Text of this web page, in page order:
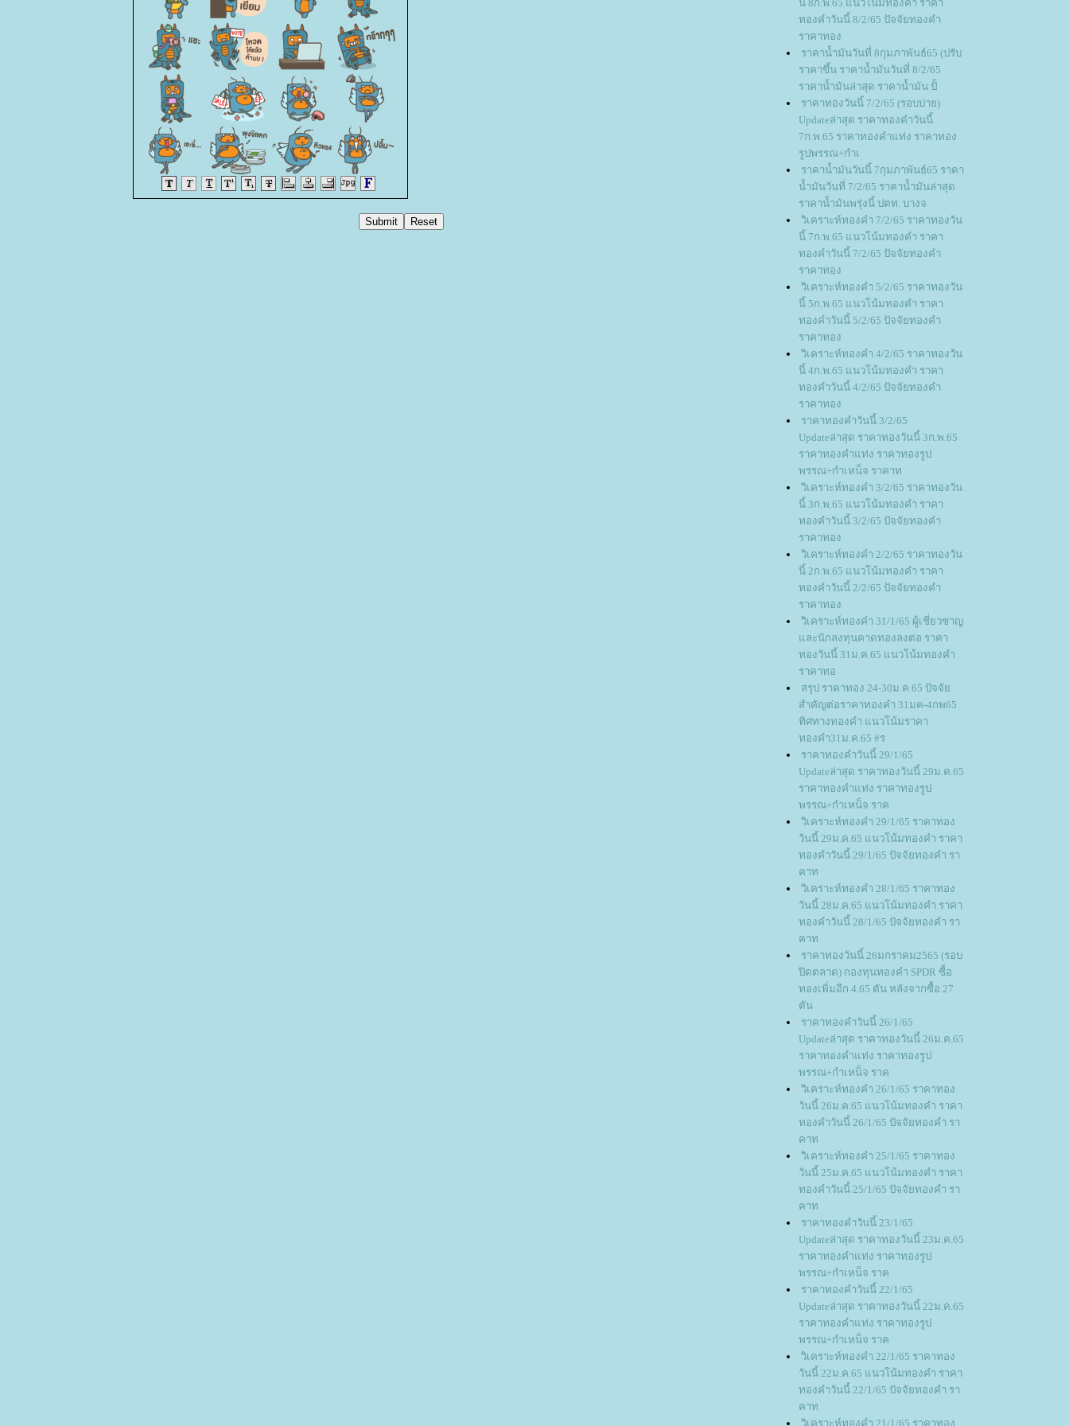
นี้ 8ก.พ.65 แนวโน้มทองคำ ราคา
ทองคำวันนี้ 8/2/65 ปัจจัยทองคำ
ราคาทอง
ราคาน้ำมันวันที่ 8กุมภาพันธ์65 (ปรับ
ราคาขึ้น ราคาน้ำมันวันที่ 8/2/65
ราคาน้ำมันล่าสุด ราคาน้ำมัน ปั้
ราคาทองวันนี้ 7/2/65 (รอบบ่าย)
Updateล่าสุด ราคาทองคำวันนี้
7ก.พ.65 ราคาทองคำแท่ง ราคาทอง
รูปพรรณ+กำเ
ราคาน้ำมันวันนี้ 7กุมภาพันธ์65 ราคา
น้ำมันวันที่ 7/2/65 ราคาน้ำมันล่าสุด
ราคาน้ำมันพรุ่งนี้ ปตท. บางจ
วิเคราะห์ทองคำ 7/2/65 ราคาทองวัน
นี้ 7ก.พ.65 แนวโน้มทองคำ ราคา
ทองคำวันนี้ 7/2/65 ปัจจัยทองคำ
ราคาทอง
วิเคราะห์ทองคำ 5/2/65 ราคาทองวัน
นี้ 5ก.พ.65 แนวโน้มทองคำ ราคา
ทองคำวันนี้ 5/2/65 ปัจจัยทองคำ
ราคาทอง
วิเคราะห์ทองคำ 4/2/65 ราคาทองวัน
นี้ 4ก.พ.65 แนวโน้มทองคำ ราคา
ทองคำวันนี้ 4/2/65 ปัจจัยทองคำ
ราคาทอง
ราคาทองคำวันนี้ 3/2/65
Updateล่าสุด ราคาทองวันนี้ 3ก.พ.65
ราคาทองคำแท่ง ราคาทองรูป
พรรณ+กำเหน็จ ราคาท
วิเคราะห์ทองคำ 3/2/65 ราคาทองวัน
นี้ 3ก.พ.65 แนวโน้มทองคำ ราคา
ทองคำวันนี้ 3/2/65 ปัจจัยทองคำ
ราคาทอง
วิเคราะห์ทองคำ 2/2/65 ราคาทองวัน
นี้ 2ก.พ.65 แนวโน้มทองคำ ราคา
ทองคำวันนี้ 2/2/65 ปัจจัยทองคำ
ราคาทอง
วิเคราะห์ทองคำ 31/1/65 ผู้เชี่ยวชาญ
ละนักลงทุนคาดทองลงต่อ ราคา
ทองวันนี้ 31ม.ค.65 แนวโน้มทองคำ
ราคาทอ
สรุป ราคาทอง 24-30ม.ค.65 ปัจจั
สำคัญต่อราคาทองคำ 31มค-4กพ65
ทิศทางทองคำ แนวโน้มราคา
ทองคำ31ม.ค.65 #ร
ราคาทองคำวันนี้ 29/1/65
Updateล่าสุด ราคาทองวันนี้ 29ม.ค.65
ราคาทองคำแท่ง ราคาทองรูป
พรรณ+กำเหน็จ ราค
วิเคราะห์ทองคำ 29/1/65 ราคาทอง
วันนี้ 29ม.ค.65 แนวโน้มทองคำ ราคา
ทองคำวันนี้ 29/1/65 ปัจจัยทองคำ รา
คาท
วิเคราะห์ทองคำ 28/1/65 ราคาทอง
วันนี้ 28ม.ค.65 แนวโน้มทองคำ ราคา
ทองคำวันนี้ 28/1/65 ปัจจัยทองคำ รา
คาท
ราคาทองวันนี้ 26มกราคม2565 (รอบ
ปิดตลาด) กองทุนทองคำ SPDR ซื้อ
ทองเพิ่มอีก 4.65 ตัน หลังจากซื้อ 27
ตัน
ราคาทองคำวันนี้ 26/1/65
Updateล่าสุด ราคาทองวันนี้ 26ม.ค.65
ราคาทองคำแท่ง ราคาทองรูป
พรรณ+กำเหน็จ ราค
วิเคราะห์ทองคำ 26/1/65 ราคาทอง
วันนี้ 26ม.ค.65 แนวโน้มทองคำ ราคา
ทองคำวันนี้ 26/1/65 ปัจจัยทองคำ รา
คาท
วิเคราะห์ทองคำ 25/1/65 ราคาทอง
วันนี้ 25ม.ค.65 แนวโน้มทองคำ ราคา
ทองคำวันนี้ 25/1/65 ปัจจัยทองคำ รา
คาท
ราคาทองคำวันนี้ 23/1/65
Updateล่าสุด ราคาทองวันนี้ 23ม.ค.65
ราคาทองคำแท่ง ราคาทองรูป
พรรณ+กำเหน็จ ราค
ราคาทองคำวันนี้ 22/1/65
Updateล่าสุด ราคาทองวันนี้ 22ม.ค.65
ราคาทองคำแท่ง ราคาทองรูป
พรรณ+กำเหน็จ ราค
วิเคราะห์ทองคำ 22/1/65 ราคาทอง
วันนี้ 22ม.ค.65 แนวโน้มทองคำ ราคา
ทองคำวันนี้ 22/1/65 ปัจจัยทองคำ รา
คาท
วิเคราะห์ทองคำ 21/1/65 ราคาทอง